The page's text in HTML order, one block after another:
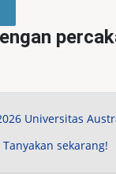
Universitas
Tanyakan sekarang!